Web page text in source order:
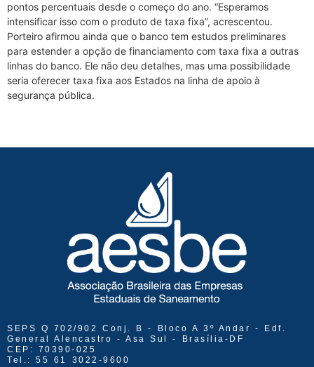
pontos percentuais desde o começo do ano. “Esperamos
intensificar isso com o produto de taxa fixa”, acrescentou.
Porteiro afirmou ainda que o banco tem estudos preliminares
para estender a opção de financiamento com taxa fixa a outras
linhas do banco. Ele não deu detalhes, mas uma possibilidade
seria oferecer taxa fixa aos Estados na linha de apoio à
segurança pública.
SEPS Q 702/902 Conj. B - Bloco A 3º Andar - Edf.
General Alencastro - Asa Sul - Brasília-DF
CEP: 70390-025
Tel.: 55 61 3022-9600